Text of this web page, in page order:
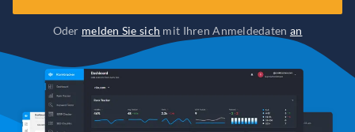
Oder melden Sie sich mit Ihren Anmeldedaten an